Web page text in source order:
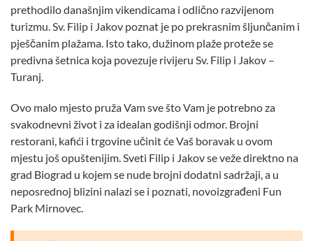
prethodilo današnjim vikendicama i odlično razvijenom
turizmu. Sv. Filip i Jakov poznat je po prekrasnim šljunčanim i
pješčanim plažama. Isto tako, dužinom plaže proteže se
predivna šetnica koja povezuje rivijeru Sv. Filip i Jakov –
Turanj.
Ovo malo mjesto pruža Vam sve što Vam je potrebno za
svakodnevni život i za idealan godišnji odmor. Brojni
restorani, kafići i trgovine učinit će Vaš boravak u ovom
mjestu još opuštenijim. Sveti Filip i Jakov se veže direktno na
grad Biograd u kojem se nude brojni dodatni sadržaji, a u
neposrednoj blizini nalazi se i poznati, novoizgrađeni Fun
Park Mirnovec.